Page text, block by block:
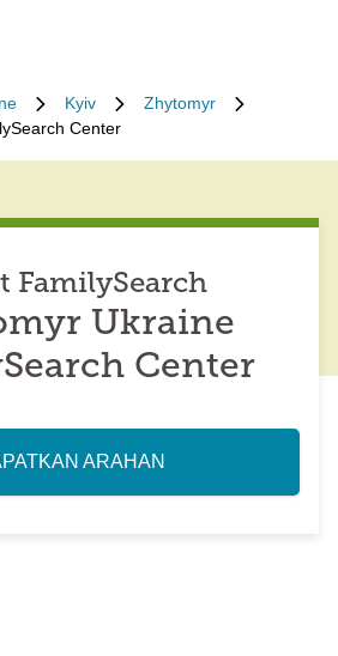
Kyiv
Zhytomyr
Center
FamilySearch
Ukraine
Center
ARAHAN